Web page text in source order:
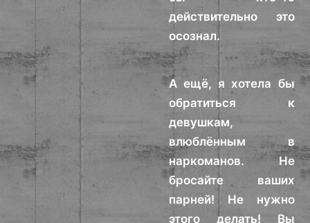
действительно это
осознал.
***
А ещё, я хотела бы
обратиться к
девушкам,
влюблённым в
наркоманов. Не
бросайте ваших
парней! Не нужно
этого делать! Вы